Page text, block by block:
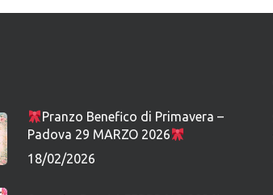
Pranzo Benefico di Primavera –
Padova 29 MARZO 2026
18/02/2026